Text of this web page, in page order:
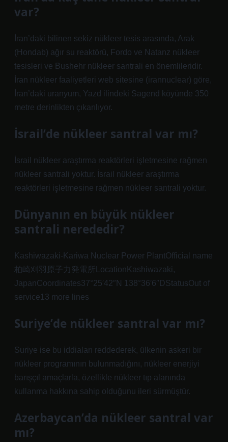
var?
İran’daki bilinen sekiz nükleer tesis arasında, Arak
(Hondab) ağır su reaktörü, Fordo ve Natanz nükleer
tesisleri ve Bushehr nükleer santrali en önemlileridir.
İran nükleer faaliyetleri web sitesine (irannuclear) göre,
İran’daki uranyum, Yazd ilindeki Sagend köyünde 350
metre derinlikten çıkarılıyor.
İsrail’de nükleer santral var mı?
İsrail nükleer araştırma reaktörleri işletmesine rağmen
nükleer santrali yoktur. İsrail nükleer araştırma
reaktörleri işletmesine rağmen nükleer santrali yoktur.
Dünyanın en büyük nükleer
santrali nerededir?
Kashiwazaki-Kariwa Nuclear Power PlantOfficial name
柏崎刈羽原子力発電所LocationKashiwazaki,
JapanCoordinates37°25′42″N 138°36′6″DStatusOut of
service13 more lines
Suriye’de nükleer santral var mı?
Suriye ise bu iddiaları reddederek, ülkenin askeri bir
nükleer programının bulunmadığını, nükleer enerjiyi
barışçıl amaçlarla, özellikle nükleer tıp alanında
kullanma hakkına sahip olduğunu ileri sürmüştür.
Azerbaycan’da nükleer santral var
mı?